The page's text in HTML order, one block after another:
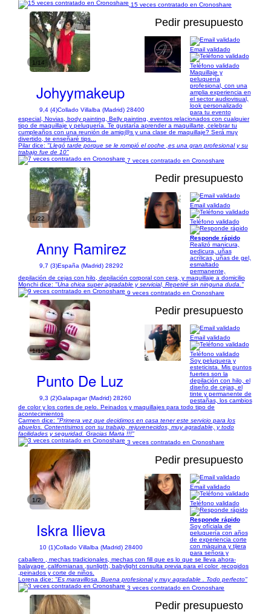
15 veces contratado en Cronoshare
1/14
Pedir presupuesto
Johyymakeup
9,4 (4)Collado Villalba (Madrid) 28400
Email validado
Teléfono validado
Maquillaje y
peluquería
profesional, con una
amplia experiencia en
el sector audiovisual,
look personalizado
para tu evento
especial, Novias, body painting, Belly painting, eventos relacionados con cualquier
tipo de maquillaje y peluquería. Te gustaría aprender a maquillarte, celebrar tu
cumpleaños con una reunión de amig@s y una clase de maquillaje? Será muy
divertido, te enseñaré tips...
Pilar dice: "Llegó tarde porque se le rompió el coche ,es una gran profesional y su
trabajo fue de 10"
7 veces contratado en Cronoshare
1/22
Pedir presupuesto
Anny Ramirez
9,7 (3)España (Madrid) 28292
Email validado
Teléfono validado
Responde rápido
Realizó manicura,
pedicura, uñas
acrílicas, uñas de gel,
esmaltado
permanente,
depilación de cejas con hilo, depilación corporal con cera, y maquillaje a domicilio
Monchi dice: "Una chica super agradable y servicial, Repetiré sin ninguna duda."
9 veces contratado en Cronoshare
1/10
Pedir presupuesto
Punto De Luz
9,3 (2)Galapagar (Madrid) 28260
Email validado
Teléfono validado
Soy peluquera y
esteticista. Mis puntos
fuertes son la
depilación con hilo, el
diseño de cejas, el
tinte y permanente de
pestañas, los cambios
de color y los cortes de pelo. Peinados y maquillajes para todo tipo de
acontecimientos
Carmen dice: "Primera vez que decidimos en casa tener este servicio para los
abuelos. Contentisimos con su trabajo, rejuvenecidos, muy agradable, y todo
facilidades y seguridad. Gracias Marta !!!"
3 veces contratado en Cronoshare
1/2
Pedir presupuesto
Iskra Ilieva
10 (1)Collado Villalba (Madrid) 28400
Email validado
Teléfono validado
Responde rápido
Soy ofíciala de
peluquería con años
de experiencia corte
con máquina y tijera
para señora y
caballero , mechas tradicionales, mechas con fill que es lo que se lleva ahora-
balayage ,californianas ,sunligth, babylight consulta previa para el color ,recogidos
,peinados y corte de niños.
Lorena dice: "Es maravillosa. Buena profesional y muy agradable . Todo perfecto"
3 veces contratado en Cronoshare
Pedir presupuesto